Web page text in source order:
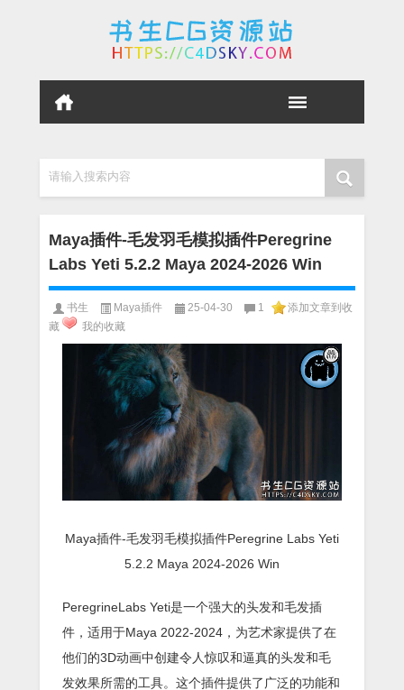
请输入搜索内容
Maya插件-毛发羽毛模拟插件Peregrine
Labs Yeti 5.2.2 Maya 2024-2026 Win
书生 Maya插件 25-04-30 1
添加文章到收
藏
我的收藏
Maya插件-毛发羽毛模拟插件Peregrine Labs Yeti
5.2.2 Maya 2024-2026 Win
PeregrineLabs Yeti是一个强大的头发和毛发插
件，适用于Maya 2022-2024，为艺术家提供了在
他们的3D动画中创建令人惊叹和逼真的头发和毛
发效果所需的工具。这个插件提供了广泛的功能和